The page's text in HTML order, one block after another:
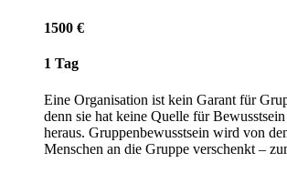
1500 €
1 Tag
Eine Organisation ist kein Garant für
denn sie hat keine Quelle für Bewusstsein
heraus. Gruppenbewusstsein wird von
Menschen an die Gruppe verschenkt –